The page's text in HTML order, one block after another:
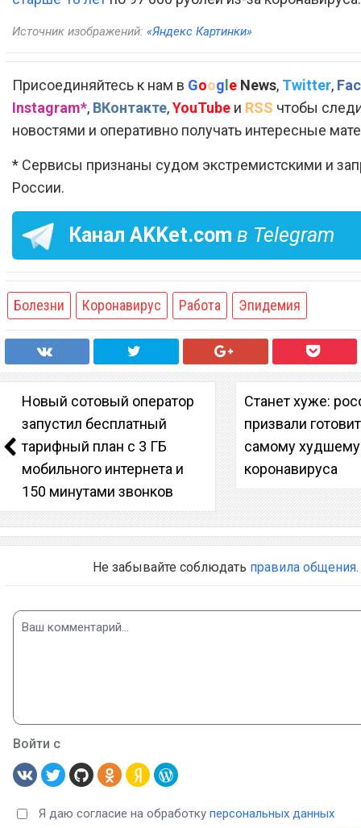
Источник изображений: «Яндекс Картинки»
Присоединяйтесь к нам в Google News, Twitter,
Instagram*, ВКонтакте,YouTube и RSS чтобы
новостями и оперативно получать интересные
* Сервисы признаны судом экстремистскими и
России.
Канал AKKet.com в Telegram
Болезни Коронавирус Работа Эпидемия
Новый сотовый оператор
запустил бесплатный
тарифный план с 3 ГБ
мобильного интернета и
150 минутами звонков
Станет хуже:
призвали
самому худшему
коронавируса
Не забывайте соблюдать правила общения.
Войти с
Я даю согласие на обработку персональных данных